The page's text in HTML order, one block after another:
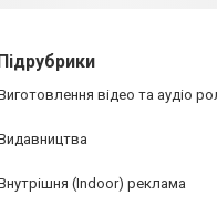
відео та аудіо
(Indoor) реклама